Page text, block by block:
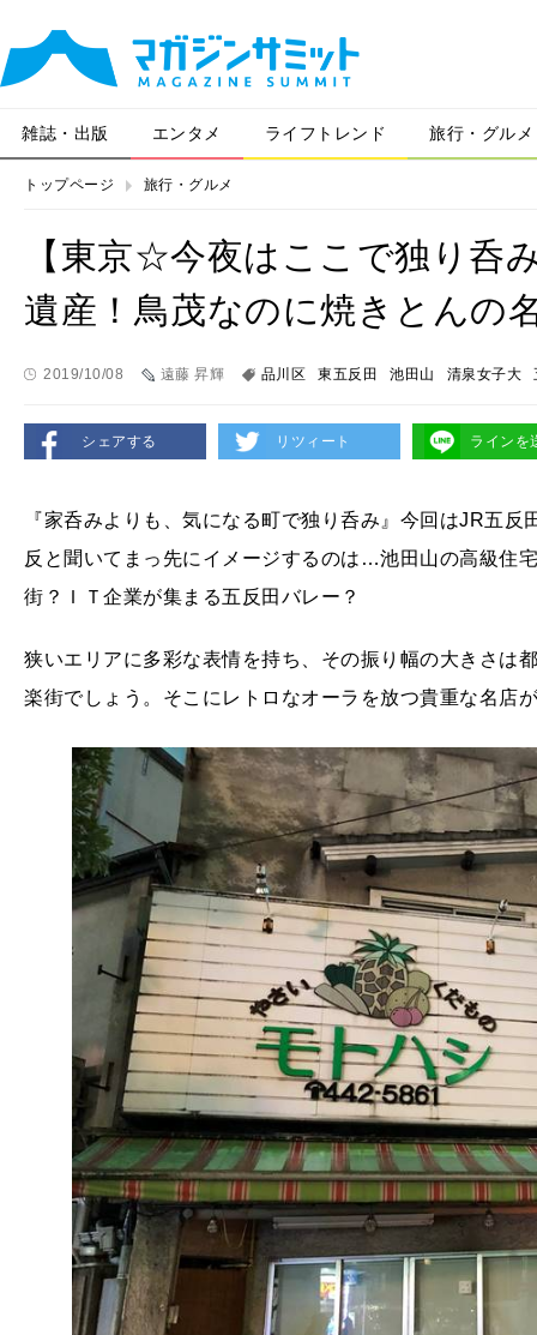
雑誌・出版 エンタメ ライフトレンド 旅行・グルメ
トップページ 旅行・グルメ
【東京☆今夜はここで独り呑
遺産！鳥茂なのに焼きとんの
2019/10/08 遠藤 昇輝 品川区 東五反田 池田山 清泉女子大
シェアする リツィート ラインを
『家呑みよりも、気になる町で独り呑み』今回はJR五
反と聞いてまっ先にイメージするのは…池田山の高級住
街？ＩＴ企業が集まる五反田バレー？
狭いエリアに多彩な表情を持ち、その振り幅の大きさは
楽街でしょう。そこにレトロなオーラを放つ貴重な名店